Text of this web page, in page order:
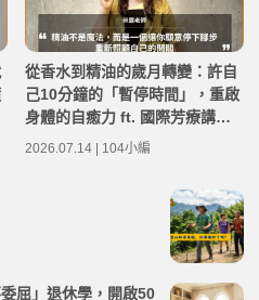
從香水到精油的歲月轉變：許自
己10分鐘的「暫停時間」，重啟
身體的自癒力 ft. 國際芳療講師
米露 | 高年級不打烊 x 用 AI 點
2026.07.14 | 104小編
屈」退休學，開啟50